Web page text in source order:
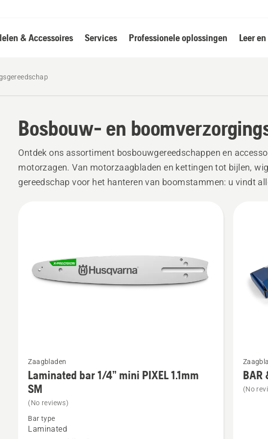
& Accessoires Services Professionele oplossingen Leer
Bosbouw- en
Ontdek ons assortiment bosbouwgereedschappen en
motorzagen. Van motorzaagbladen en kettingen tot bijlen,
gereedschap voor het hanteren van boomstammen: u vindt
meer
details
over
bar
Zaagbladen
Laminated bar 1/4” mini PIXEL 1.1mm
SM
(No reviews)
Bar type
Laminated
meer
details
over
BAR
(No